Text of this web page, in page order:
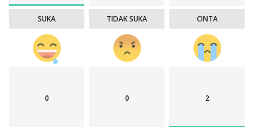
SUKA TIDAK SUKA CINTA
0 0 2